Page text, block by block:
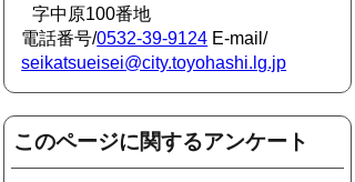
字中原100番地
電話番号/0532-39-9124 E-mail/
seikatsueisei@city.toyohashi.lg.jp
このページに関するアンケート